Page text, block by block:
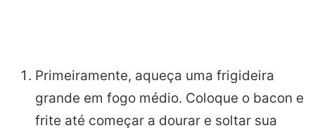
Primeiramente, aqueça uma frigideira
grande em fogo médio. Coloque o bacon e
frite até começar a dourar e soltar sua